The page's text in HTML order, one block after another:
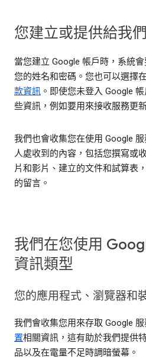
您建立或提供給我
當您建立 Google 帳戶時，系統
您的姓名和密碼。您也可以選擇
款資訊 。即使您未登入 Google
些資訊，例如要用來接收服務更
我們也會收集您在使用 Google
人處收到的內容，包括您撰寫或
片和影片、建立的文件和試算表
的留言。
我們在您使用
資訊類型
您的應用程式、瀏覽器和
我們會收集您用來存取 Google
置相關資訊，這有助於我們提供
品以及在電量不足時調暗螢幕。